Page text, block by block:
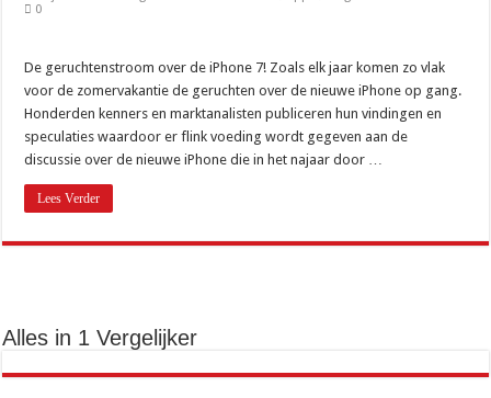
0
De geruchtenstroom over de iPhone 7! Zoals elk jaar komen zo vlak
voor de zomervakantie de geruchten over de nieuwe iPhone op gang.
Honderden kenners en marktanalisten publiceren hun vindingen en
speculaties waardoor er flink voeding wordt gegeven aan de
discussie over de nieuwe iPhone die in het najaar door …
Lees Verder
Alles in 1 Vergelijker